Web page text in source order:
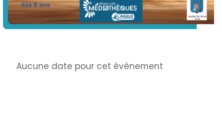
Info
Aucune date pour cet évènement